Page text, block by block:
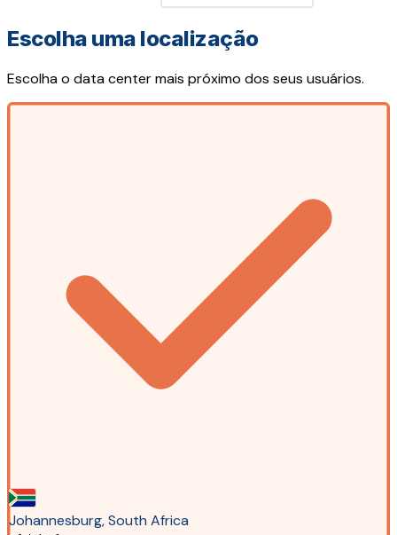
Escolha uma localização
Escolha o data center mais próximo dos seus usuários.
Johannesburg, South Africa